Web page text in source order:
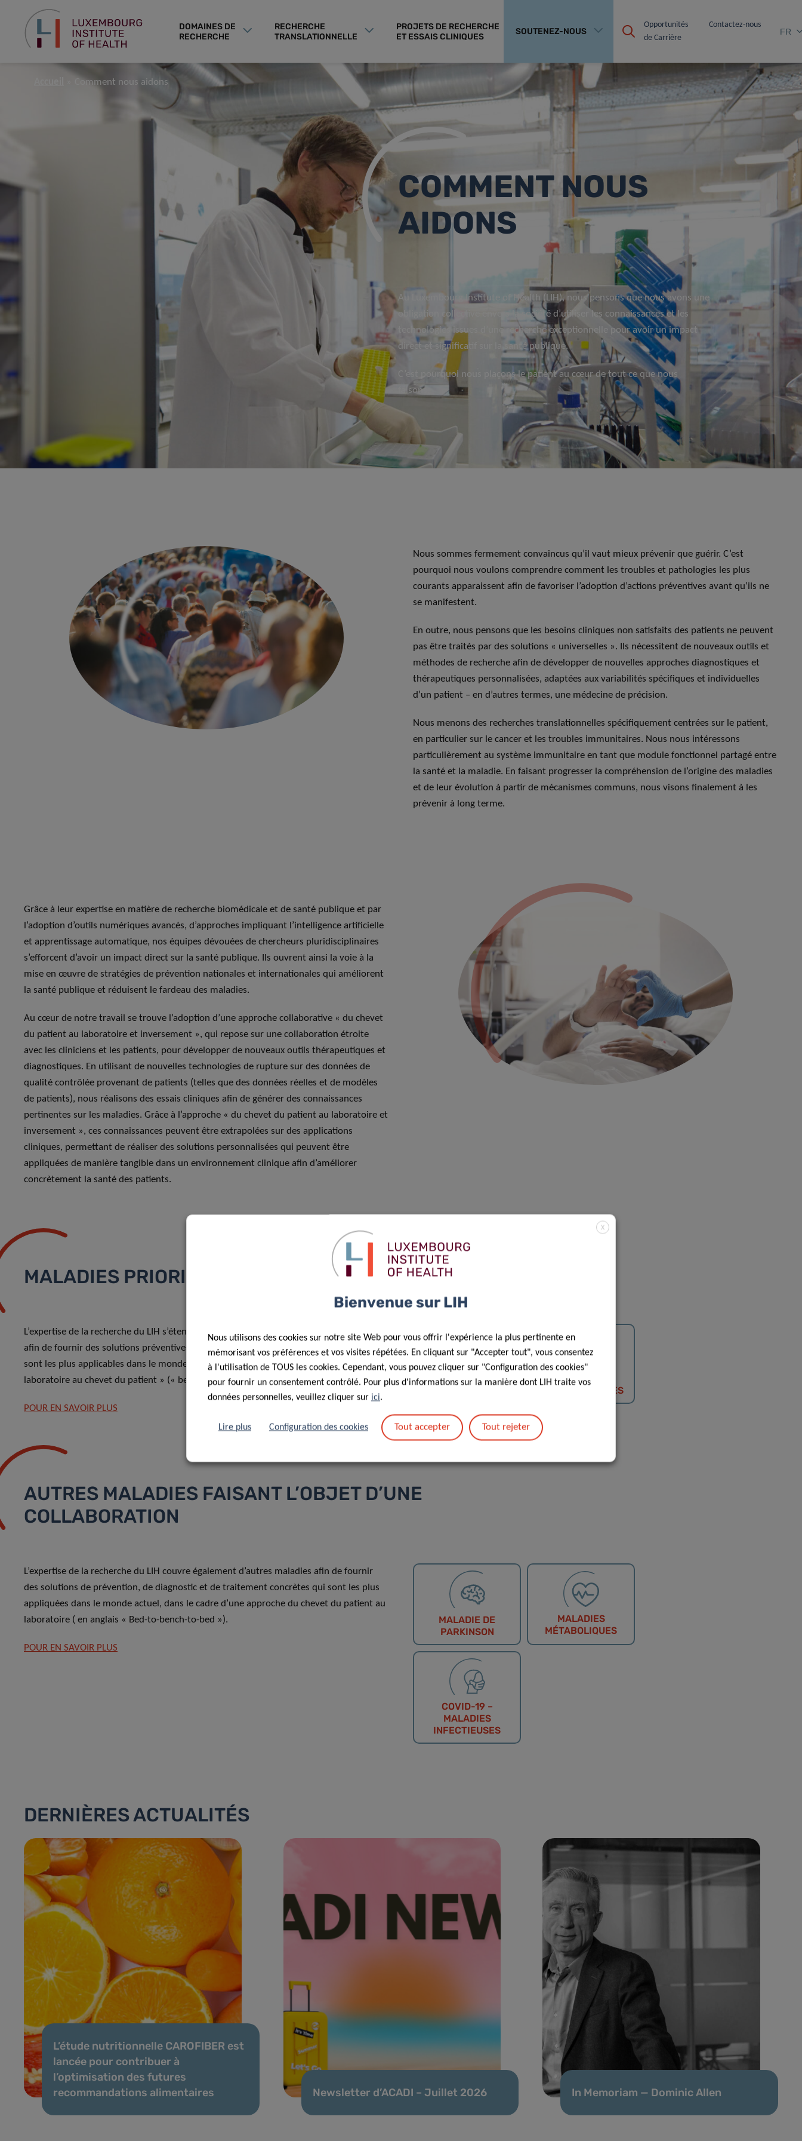
DOMAINES DE
RECHERCHE
RECHERCHE
TRANSLATIONNELLE
PROJETS DE RECHERCHE
ET ESSAIS CLINIQUES
SOUTENEZ-NOUS
Opportunités
de Carrière
Contactez-nous
FR
Comment nous aidons
COMMENT NOUS
AIDONS
Au Luxembourg Institute of Health (LIH), nous pensons que nous avons une
obligation collective envers la société d’utiliser les connaissances et les
technologies issues d’une recherche exceptionnelle pour avoir un impact
direct et significatif sur la santé publique.
C’est pourquoi nous plaçons le patient au cœur de tout ce que nous
faisons.
Nous sommes fermement convaincus qu’il vaut mieux prévenir que guérir. C’est
pourquoi nous voulons comprendre comment les troubles et pathologies les plus
courants apparaissent afin de favoriser l’adoption d’actions préventives avant qu’ils ne
se manifestent.
En outre, nous pensons que les besoins cliniques non satisfaits des patients ne peuvent
pas être traités par des solutions « universelles ». Ils nécessitent de nouveaux outils et
méthodes de recherche afin de développer de nouvelles approches diagnostiques et
thérapeutiques personnalisées, adaptées aux variabilités spécifiques et individuelles
d’un patient – en d’autres termes, une médecine de précision.
Nous menons des recherches translationnelles spécifiquement centrées sur le patient,
en particulier sur le cancer et les troubles immunitaires. Nous nous intéressons
particulièrement au système immunitaire en tant que module fonctionnel partagé entre
la santé et la maladie. En faisant progresser la compréhension de l’origine des maladies
et de leur évolution à partir de mécanismes communs, nous visons finalement à les
prévenir à long terme.
Grâce à leur expertise en matière de recherche biomédicale et de santé publique et par
l’adoption d’outils numériques avancés, d’approches impliquant l’intelligence artificielle
et apprentissage automatique, nos équipes dévouées de chercheurs pluridisciplinaires
s’efforcent d’avoir un impact direct sur la santé publique. Ils ouvrent ainsi la voie à la
mise en œuvre de stratégies de prévention nationales et internationales qui améliorent
la santé publique et réduisent le fardeau des maladies.
Au cœur de notre travail se trouve l’adoption d’une approche collaborative « du chevet
du patient au laboratoire et inversement », qui repose sur une collaboration étroite
avec les cliniciens et les patients, pour développer de nouveaux outils thérapeutiques et
diagnostiques. En utilisant de nouvelles technologies de rupture sur des données de
qualité contrôlée provenant de patients (telles que des données réelles et de modèles
de patients), nous réalisons des essais cliniques afin de générer des connaissances
pertinentes sur les maladies. Grâce à l’approche « du chevet du patient au laboratoire et
inversement », ces connaissances peuvent être extrapolées sur des applications
cliniques, permettant de réaliser des solutions personnalisées qui peuvent être
appliquées de manière tangible dans un environnement clinique afin d’améliorer
concrètement la santé des patients.
MALADIES PRIORITAIRES
L’expertise de la recherche du LIH s’étend à un large éventail de domaines pathologiques
afin de fournir des solutions préventives, diagnostiques et thérapeutiques concrètes qui
sont les plus applicables dans le monde actuel, dans une approche de type « du
laboratoire au chevet du patient » (« bed-to-bench-to-bed »).
POUR EN SAVOIR PLUS
CANCER
LES TROUBLES
IMMUNOLOGIQUES
AUTRES MALADIES FAISANT L’OBJET D’UNE
COLLABORATION
L’expertise de la recherche du LIH couvre également d’autres maladies afin de fournir
des solutions de prévention, de diagnostic et de traitement concrètes qui sont les plus
appliquées dans le monde actuel, dans le cadre d’une approche du chevet du patient au
laboratoire ( en anglais « Bed-to-bench-to-bed »).
POUR EN SAVOIR PLUS
MALADIE DE
PARKINSON
MALADIES
MÉTABOLIQUES
COVID-19 –
MALADIES
INFECTIEUSES
DERNIÈRES ACTUALITÉS
L’étude nutritionnelle CAROFIBER est
lancée pour contribuer à
l’optimisation des futures
recommandations alimentaires
Newsletter d’ACADI – Juillet 2026 In Memoriam — Dominic Allen
X
Bienvenue sur LIH
Nous utilisons des cookies sur notre site Web pour vous offrir l'expérience la plus pertinente en
mémorisant vos préférences et vos visites répétées. En cliquant sur "Accepter tout", vous consentez
à l'utilisation de TOUS les cookies. Cependant, vous pouvez cliquer sur "Configuration des cookies"
pour fournir un consentement contrôlé. Pour plus d'informations sur la manière dont LIH traite vos
données personnelles, veuillez cliquer sur ici.
Lire plus Configuration des cookies Tout accepter Tout rejeter